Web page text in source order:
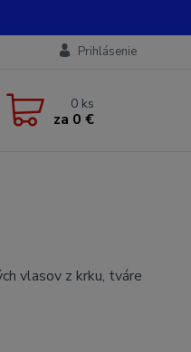
Prihlásenie
0 ks
za 0 €
vlasov z krku, tváre